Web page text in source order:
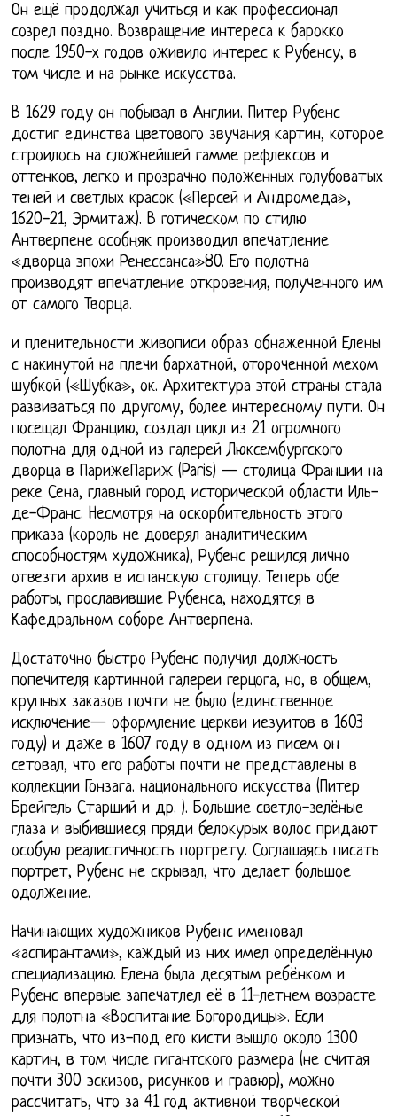
Он ещё продолжал учиться и как профессионал
созрел поздно. Возвращение интереса к барокко
после 1950-х годов оживило интерес к Рубенсу, в
том числе и на рынке искусства.
В 1629 году он побывал в Англии. Питер Рубенс
достиг единства цветового звучания картин, которое
строилось на сложнейшей гамме рефлексов и
оттенков, легко и прозрачно положенных голубоватых
теней и светлых красок («Персей и Андромеда»,
1620-21, Эрмитаж). В готическом по стилю
Антверпене особняк производил впечатление
«дворца эпохи Ренессанса»80. Его полотна
производят впечатление откровения, полученного им
от самого Творца.
и пленительности живописи образ обнаженной Елены
с накинутой на плечи бархатной, отороченной мехом
шубкой («Шубка», ок. Архитектура этой страны стала
развиваться по другому, более интересному пути. Он
посещал Францию, создал цикл из 21 огромного
полотна для одной из галерей Люксембургского
дворца в ПарижеПариж (Paris) — столица Франции на
реке Сена, главный город исторической области Иль-
де-Франс. Несмотря на оскорбительность этого
приказа (король не доверял аналитическим
способностям художника), Рубенс решился лично
отвезти архив в испанскую столицу. Теперь обе
работы, прославившие Рубенса, находятся в
Кафедральном соборе Антверпена.
Достаточно быстро Рубенс получил должность
попечителя картинной галереи герцога, но, в общем,
крупных заказов почти не было (единственное
исключение— оформление церкви иезуитов в 1603
году) и даже в 1607 году в одном из писем он
сетовал, что его работы почти не представлены в
коллекции Гонзага. национального искусства (Питер
Брейгель Старший и др. ). Большие светло-зелёные
глаза и выбившиеся пряди белокурых волос придают
особую реалистичность портрету. Соглашаясь писать
портрет, Рубенс не скрывал, что делает большое
одолжение.
Начинающих художников Рубенс именовал
«аспирантами», каждый из них имел определённую
специализацию. Елена была десятым ребёнком и
Рубенс впервые запечатлел её в 11-летнем возрасте
для полотна «Воспитание Богородицы». Если
признать, что из-под его кисти вышло около 1300
картин, в том числе гигантского размера (не считая
почти 300 эскизов, рисунков и гравюр), можно
рассчитать, что за 41 год активной творческой